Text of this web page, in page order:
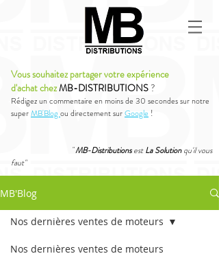
Vous souhaitez partager votre expérience
d'achat chezMB-DISTRIBUTIONS ?
Rédigez un commentaire en moins de 30 secondes sur notre
superMB'Blog ou directement surGoogle !
"MB-DistributionsestLa Solutionqu'il vous
faut"
MB'Blog
Nos dernières ventes de moteurs
Nos dernières ventes de moteurs